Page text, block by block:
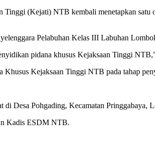
Tinggi (Kejati) NTB kembali menetapkan satu
Pelabuhan Kelas III Labuhan
pidana khusus Kejaksaan Tinggi
Khusus Kejaksaan Tinggi NTB pada tahap
di Desa Pohgading, Kecamatan Pringgabaya,
Kadis ESDM NTB.